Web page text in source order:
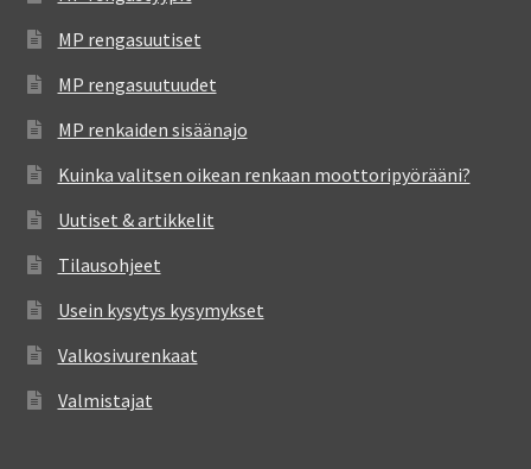
MP rengasuutiset
MP rengasuutuudet
MP renkaiden sisäänajo
Kuinka valitsen oikean renkaan moottoripyörääni?
Uutiset & artikkelit
Tilausohjeet
Usein kysytys kysymykset
Valkosivurenkaat
Valmistajat